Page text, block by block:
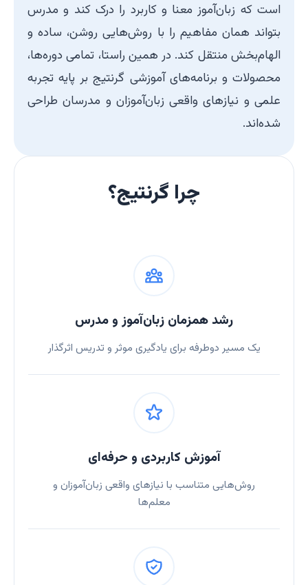
است که زبان‌آموز معنا و کاربرد را درک کند و مدرس
بتواند همان مفاهیم را با روش‌هایی روشن، ساده و
الهام‌بخش منتقل کند. در همین راستا، تمامی دوره‌ها،
محصولات و برنامه‌های آموزشی گرنتیج بر پایه تجربه
علمی و نیازهای واقعی زبان‌آموزان و مدرسان طراحی
شده‌اند.
چرا گرنتیج؟
رشد همزمان زبان‌آموز و مدرس
یک مسیر دوطرفه برای یادگیری موثر و تدریس اثرگذار
آموزش کاربردی و حرفه‌ای
روش‌هایی متناسب با نیازهای واقعی زبان‌آموزان و
معلم‌ها